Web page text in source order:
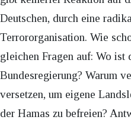
Deutschen, durch eine
Terrororganisation. Wie
gleichen Fragen auf: Wo ist
Bundesregierung? Warum
versetzen, um eigene
der Hamas zu befreien?